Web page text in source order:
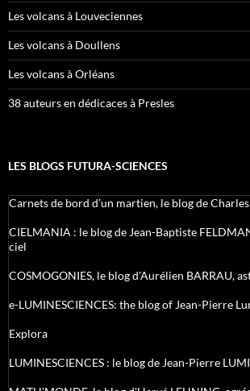
Les volcans à Louveciennes
Les volcans à Doullens
Les volcans à Orléans
38 auteurs en dédicaces à Presles
LES BLOGS FUTURA-SCIENCES
Carnets de bord d’un martien, le blog de
CIELMANIA : le blog de Jean-Baptiste
ciel
COSMOGONIES, le blog d'Aurélien BARRAU,
e-LUMINESCIENCES: the blog of Jean-Pierre
Explora
LUMINESCIENCES : le blog de Jean-Pierre